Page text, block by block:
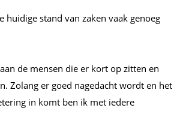
huidige stand van zaken vaak genoeg
de mensen die er kort op zitten en
Zolang er goed nagedacht wordt en het
in komt ben ik met iedere